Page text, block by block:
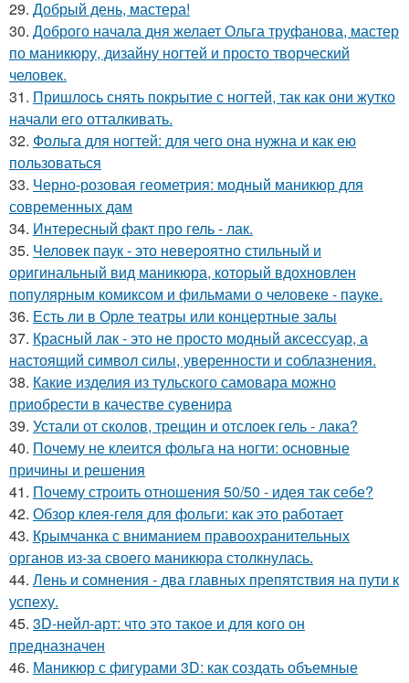
29. Добрый день, мастера!
30. Доброго начала дня желает Ольга труфанова, мастер
по маникюру, дизайну ногтей и просто творческий
человек.
31. Пришлось снять покрытие с ногтей, так как они жутко
начали его отталкивать.
32. Фольга для ногтей: для чего она нужна и как ею
пользоваться
33. Черно-розовая геометрия: модный маникюр для
современных дам
34. Интересный факт про гель - лак.
35. Человек паук - это невероятно стильный и
оригинальный вид маникюра, который вдохновлен
популярным комиксом и фильмами о человеке - пауке.
36. Есть ли в Орле театры или концертные залы
37. Красный лак - это не просто модный аксессуар, а
настоящий символ силы, уверенности и соблазнения.
38. Какие изделия из тульского самовара можно
приобрести в качестве сувенира
39. Устали от сколов, трещин и отслоек гель - лака?
40. Почему не клеится фольга на ногти: основные
причины и решения
41. Почему строить отношения 50/50 - идея так себе?
42. Обзор клея-геля для фольги: как это работает
43. Крымчанка с вниманием правоохранительных
органов из-за своего маникюра столкнулась.
44. Лень и сомнения - два главных препятствия на пути к
успеху.
45. 3D-нейл-арт: что это такое и для кого он
предназначен
46. Маникюр с фигурами 3D: как создать объемные